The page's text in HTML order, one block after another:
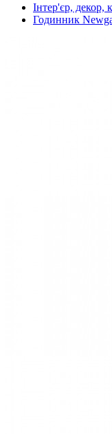
Інтер'єр, декор,
Годинник